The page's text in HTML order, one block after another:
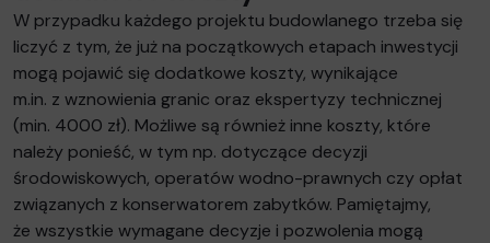
W przypadku każdego projektu budowlanego trzeba się
liczyć z tym, że już na początkowych etapach inwestycji
mogą pojawić się dodatkowe koszty, wynikające
m.in. z wznowienia granic oraz ekspertyzy technicznej
(min. 4000 zł). Możliwe są również inne koszty, które
należy ponieść, w tym np. dotyczące decyzji
środowiskowych, operatów wodno-prawnych czy opłat
związanych z konserwatorem zabytków. Pamiętajmy,
że wszystkie wymagane decyzje i pozwolenia mogą